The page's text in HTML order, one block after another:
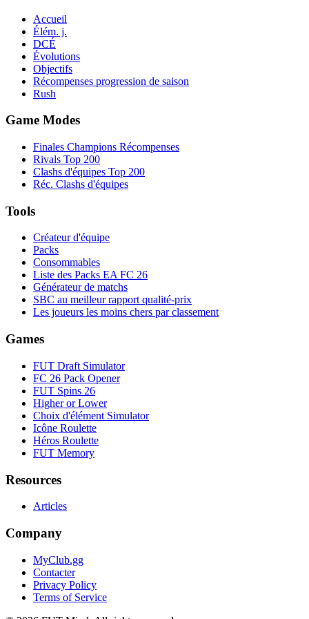
Accueil
Élém. j.
DCÉ
Évolutions
Objectifs
Récompenses progression de saison
Rush
Game Modes
Finales Champions Récompenses
Rivals Top 200
Clashs d'équipes Top 200
Réc. Clashs d'équipes
Tools
Créateur d'équipe
Packs
Consommables
Liste des Packs EA FC 26
Générateur de matchs
SBC au meilleur rapport qualité-prix
Les joueurs les moins chers par classement
Games
FUT Draft Simulator
FC 26 Pack Opener
FUT Spins 26
Higher or Lower
Choix d'élément Simulator
Icône Roulette
Héros Roulette
FUT Memory
Resources
Articles
Company
MyClub.gg
Contacter
Privacy Policy
Terms of Service